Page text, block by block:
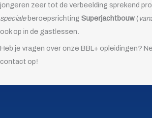
jongeren zeer tot de verbeelding sprekend
speciale beroepsrichting Superjachtbouw(
ook op in de gastlessen.
Heb je vragen over onze BBL+ opleidingen?
contact op!